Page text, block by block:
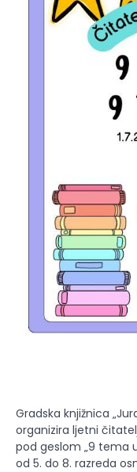
Gradska knjižnica
organizira ljetni
pod geslom „9 tema
od 5. do 8. razreda